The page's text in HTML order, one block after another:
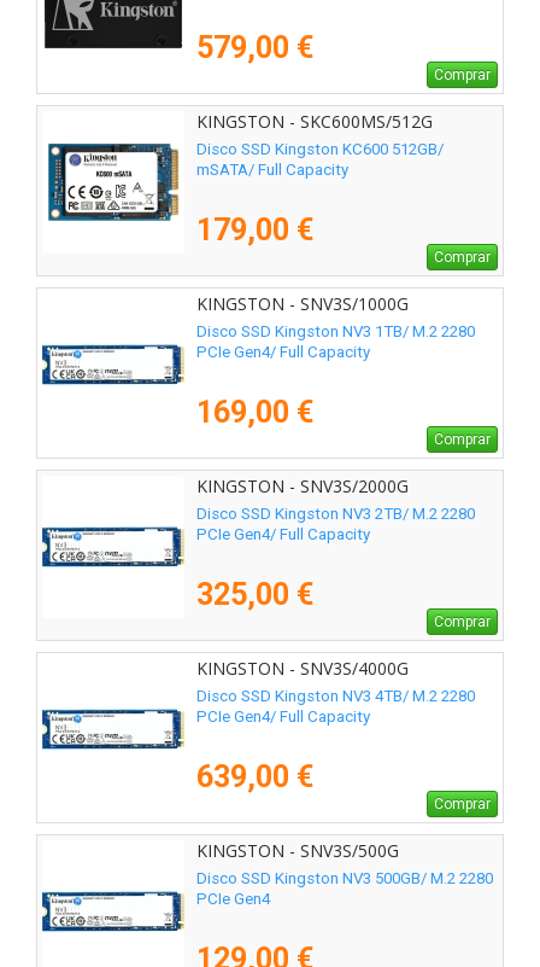
579,00 €
Comprar
KINGSTON - SKC600MS/512G
Disco SSD Kingston KC600 512GB/
mSATA/ Full Capacity
179,00 €
Comprar
KINGSTON - SNV3S/1000G
Disco SSD Kingston NV3 1TB/ M.2 2280
PCIe Gen4/ Full Capacity
169,00 €
Comprar
KINGSTON - SNV3S/2000G
Disco SSD Kingston NV3 2TB/ M.2 2280
PCIe Gen4/ Full Capacity
325,00 €
Comprar
KINGSTON - SNV3S/4000G
Disco SSD Kingston NV3 4TB/ M.2 2280
PCIe Gen4/ Full Capacity
639,00 €
Comprar
KINGSTON - SNV3S/500G
Disco SSD Kingston NV3 500GB/ M.2 2280
PCIe Gen4
129,00 €